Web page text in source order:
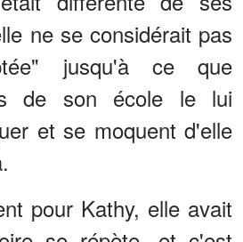
ne se considérait pas
jusqu'à ce que
de son école le lui
et se moquent d'elle
pour Kathy, elle avait